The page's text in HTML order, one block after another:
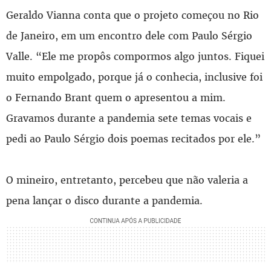
Geraldo Vianna conta que o projeto começou no Rio
de Janeiro, em um encontro dele com Paulo Sérgio
Valle. “Ele me propôs compormos algo juntos. Fiquei
muito empolgado, porque já o conhecia, inclusive foi
o Fernando Brant quem o apresentou a mim.
Gravamos durante a pandemia sete temas vocais e
pedi ao Paulo Sérgio dois poemas recitados por ele.”
O mineiro, entretanto, percebeu que não valeria a
pena lançar o disco durante a pandemia.